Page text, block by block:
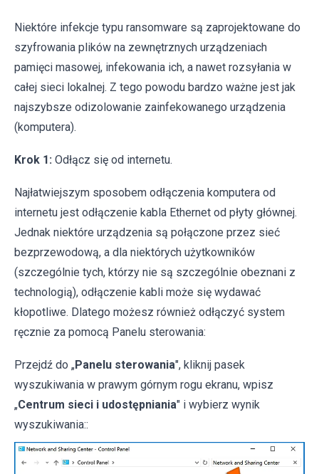
Niektóre infekcje typu ransomware są zaprojektowane do
szyfrowania plików na zewnętrznych urządzeniach
pamięci masowej, infekowania ich, a nawet rozsyłania w
całej sieci lokalnej. Z tego powodu bardzo ważne jest jak
najszybsze odizolowanie zainfekowanego urządzenia
(komputera).
Krok 1: Odłącz się od internetu.
Najłatwiejszym sposobem odłączenia komputera od
internetu jest odłączenie kabla Ethernet od płyty głównej.
Jednak niektóre urządzenia są połączone przez sieć
bezprzewodową, a dla niektórych użytkowników
(szczególnie tych, którzy nie są szczególnie obeznani z
technologią), odłączenie kabli może się wydawać
kłopotliwe. Dlatego możesz również odłączyć system
ręcznie za pomocą Panelu sterowania:
Przejdź do „Panelu sterowania", kliknij pasek
wyszukiwania w prawym górnym rogu ekranu, wpisz
„Centrum sieci i udostępniania" i wybierz wynik
wyszukiwania::